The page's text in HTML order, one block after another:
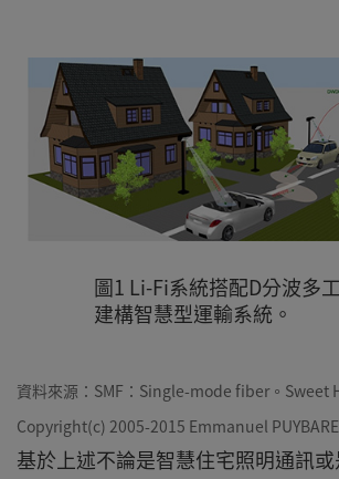
圖1 Li-Fi系統搭配D分波多
建構智慧型運輸系統。
資料來源：SMF：Single-mode fiber。Sweet
Copyright(c) 2005-2015 Emmanuel
基於上述不論是智慧住宅照明通訊